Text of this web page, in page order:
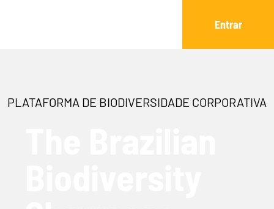
Entrar
PLATAFORMA DE BIODIVERSIDADE CORPORATIVA